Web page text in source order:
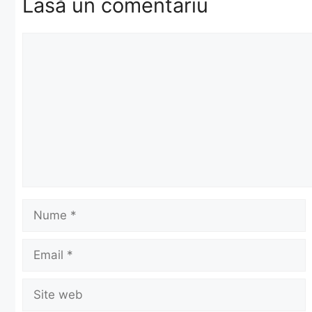
Lasă un comentariu
Nume
Email
Site
web